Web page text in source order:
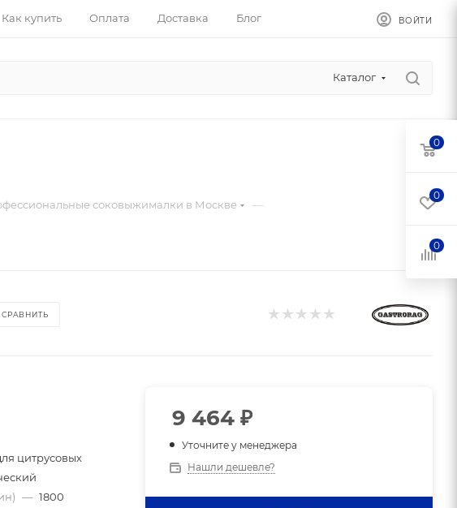
Как купить Оплата Доставка Блог ВОЙТИ
Каталог
соковыжималки в Москве —
СРАВНИТЬ
цитрусовых
— 1800
9 464₽
Уточните у менеджера
Нашли дешевле?
0
0
0